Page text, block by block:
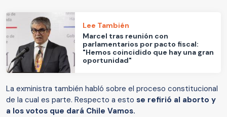
Lee También
Marcel tras reunión con
parlamentarios por pacto fiscal:
"Hemos coincidido que hay una gran
oportunidad"
La exministra también habló sobre el proceso constitucional
de la cual es parte. Respecto a esto se refirió al aborto y
a los votos que dará Chile Vamos.